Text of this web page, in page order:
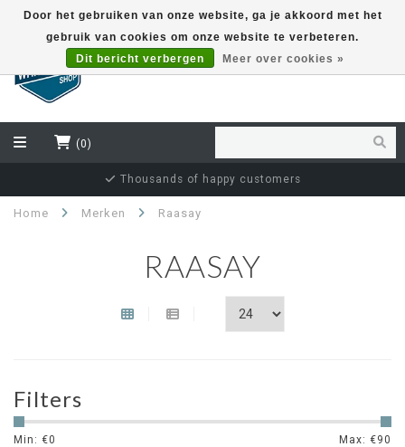
(0)
Thousands of happy customers
Home Merken Raasay
RAASAY
Filters
Min: €0 Max: €90
Door het gebruiken van onze website, ga je akkoord met het
gebruik van cookies om onze website te verbeteren.
Dit bericht verbergen
Meer over cookies »